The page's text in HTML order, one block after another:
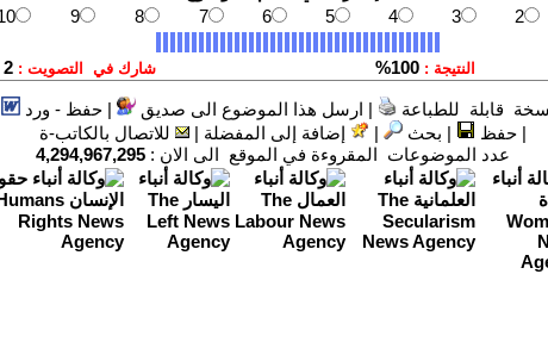
قابلة للطباعة | ارسل هذا الموضوع الى صديق |حفظ - ورد
|حفظ | بحث | إضافة إلى المفضلة |
للاتصال بالكاتب-ة
عدد الموضوعات المقروءة في الموقع الى الان : 4,294,967,295